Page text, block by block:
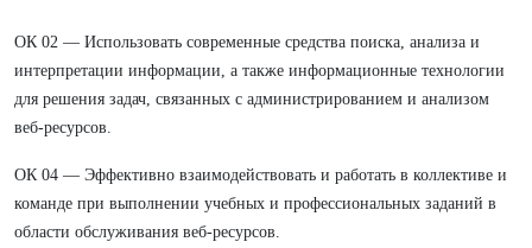
ОК 02 — Использовать современные средства поиска, анализа и
интерпретации информации, а также информационные технологии
для решения задач, связанных с администрированием и анализом
веб-ресурсов.
ОК 04 — Эффективно взаимодействовать и работать в коллективе и
команде при выполнении учебных и профессиональных заданий в
области обслуживания веб-ресурсов.